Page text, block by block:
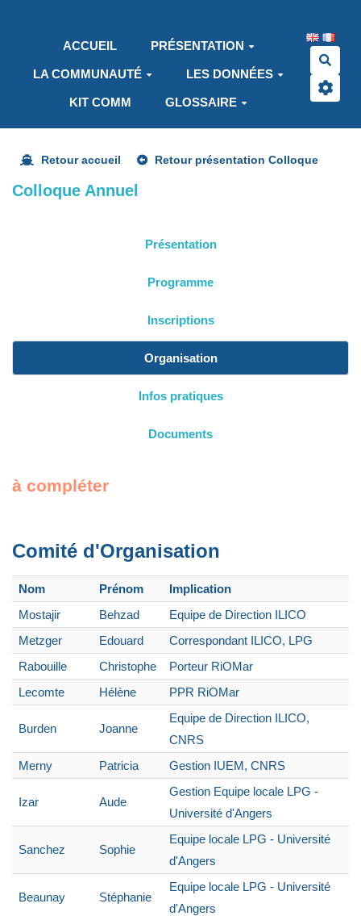
ACCUEIL
PRÉSENTATION
LA COMMUNAUTÉ LES DONNÉES
KIT COMM GLOSSAIRE
Retour accueil Retour présentation Colloque
Colloque Annuel
Présentation
Programme
Inscriptions
Organisation
Infos pratiques
Documents
à compléter
Comité d'Organisation
Nom Prénom
Implication
Mostajir
Behzad
Equipe de Direction ILICO
Metzger
Edouard
Correspondant ILICO, LPG
Rabouille
Christophe
Porteur RiOMar
Lecomte
Hélène PPR RiOMar
Burden Joanne
Equipe de Direction ILICO,
CNRS
Merny
Patricia Gestion IUEM, CNRS
Izar Aude
Gestion Equipe locale LPG -
Université d'Angers
Sanchez Sophie
Equipe locale LPG - Université
d'Angers
Beaunay Stéphanie
Equipe locale LPG - Université
d'Angers